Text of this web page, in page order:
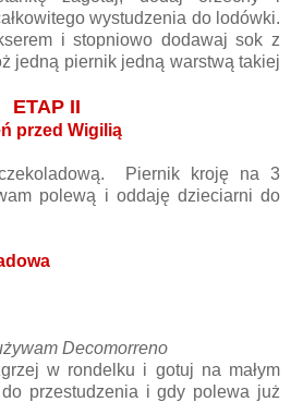
wystudzenia do lodówki.
i stopniowo dodawaj sok z
jedną piernik jedną warstwą takiej
ETAP II
przed Wigilią
Piernik kroję na 3
polewą i oddaję dzieciarni do
Decomorreno
w rondelku i gotuj na małym
przestudzenia i gdy polewa już